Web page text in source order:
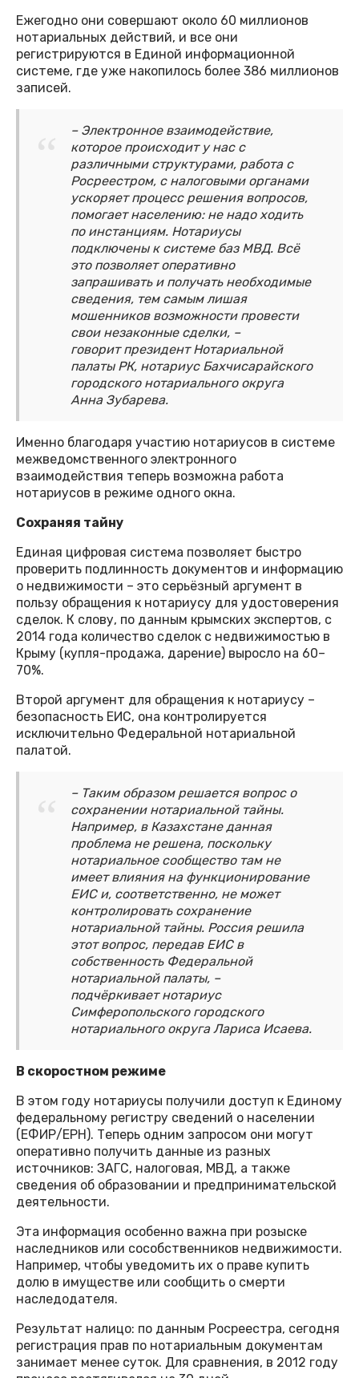
Ежегодно они совершают около 60 миллионов
нотариальных действий, и все они
регистрируются в Единой информационной
системе, где уже накопилось более 386 миллионов
записей.
– Электронное взаимодействие,
которое происходит у нас с
различными структурами, работа с
Росреестром, с налоговыми органами
ускоряет процесс решения вопросов,
помогает населению: не надо ходить
по инстанциям. Нотариусы
подключены к системе баз МВД. Всё
это позволяет оперативно
запрашивать и получать необходимые
сведения, тем самым лишая
мошенников возможности провести
свои незаконные сделки, –
говорит президент Нотариальной
палаты РК, нотариус Бахчисарайского
городского нотариального округа
Анна Зубарева.
Именно благодаря участию нотариусов в системе
межведомственного электронного
взаимодействия теперь возможна работа
нотариусов в режиме одного окна.
Сохраняя тайну
Единая цифровая система позволяет быстро
проверить подлинность документов и информацию
о недвижимости – это серьёзный аргумент в
пользу обращения к нотариусу для удостоверения
сделок. К слову, по данным крымских экспертов, с
2014 года количество сделок с недвижимостью в
Крыму (купля-продажа, дарение) выросло на 60–
70%.
Второй аргумент для обращения к нотариусу –
безопасность ЕИС, она контролируется
исключительно Федеральной нотариальной
палатой.
– Таким образом решается вопрос о
сохранении нотариальной тайны.
Например, в Казахстане данная
проблема не решена, поскольку
нотариальное сообщество там не
имеет влияния на функционирование
ЕИС и, соответственно, не может
контролировать сохранение
нотариальной тайны. Россия решила
этот вопрос, передав ЕИС в
собственность Федеральной
нотариальной палаты, –
подчёркивает нотариус
Симферопольского городского
нотариального округа Лариса Исаева.
В скоростном режиме
В этом году нотариусы получили доступ к Единому
федеральному регистру сведений о населении
(ЕФИР/ЕРН). Теперь одним запросом они могут
оперативно получить данные из разных
источников: ЗАГС, налоговая, МВД, а также
сведения об образовании и предпринимательской
деятельности.
Эта информация особенно важна при розыске
наследников или сособственников недвижимости.
Например, чтобы уведомить их о праве купить
долю в имуществе или сообщить о смерти
наследодателя.
Результат налицо: по данным Росреестра, сегодня
регистрация прав по нотариальным документам
занимает менее суток. Для сравнения, в 2012 году